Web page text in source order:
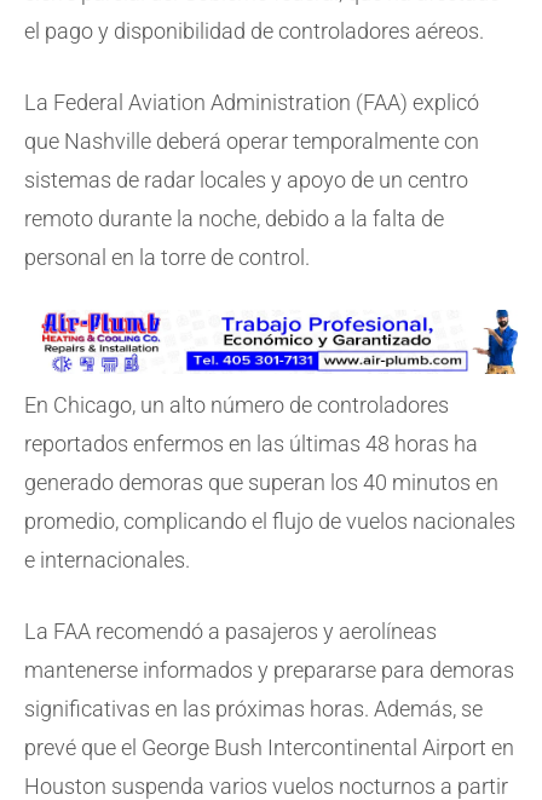
el pago y disponibilidad de controladores aéreos.
La Federal Aviation Administration (FAA) explicó
que Nashville deberá operar temporalmente con
sistemas de radar locales y apoyo de un centro
remoto durante la noche, debido a la falta de
personal en la torre de control.
En Chicago, un alto número de controladores
reportados enfermos en las últimas 48 horas ha
generado demoras que superan los 40 minutos en
promedio, complicando el flujo de vuelos nacionales
e internacionales.
La FAA recomendó a pasajeros y aerolíneas
mantenerse informados y prepararse para demoras
significativas en las próximas horas. Además, se
prevé que el George Bush Intercontinental Airport en
Houston suspenda varios vuelos nocturnos a partir